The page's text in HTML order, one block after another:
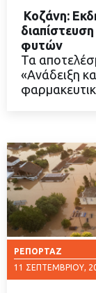
Κοζάνη:
φυτών
Τα
«Ανάδειξη
ΡΕΠΟΡΤΆΖ
11 ΣΕΠΤΕΜΒΡΊΟΥ,